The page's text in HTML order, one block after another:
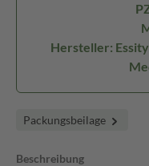
Hersteller:
Packungsbeilage
Beschreibung